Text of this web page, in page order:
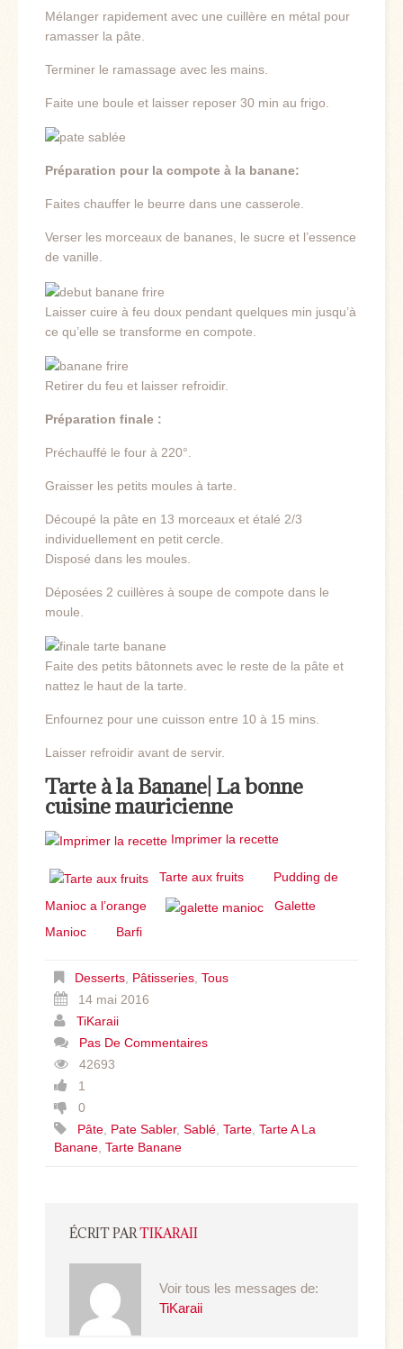
Mélanger rapidement avec une cuillère en métal pour
ramasser la pâte.
Terminer le ramassage avec les mains.
Faite une boule et laisser reposer 30 min au frigo.
Préparation pour la compote à la banane:
Faites chauffer le beurre dans une casserole.
Verser les morceaux de bananes, le sucre et l’essence
de vanille.
Laisser cuire à feu doux pendant quelques min jusqu’à
ce qu’elle se transforme en compote.
Retirer du feu et laisser refroidir.
Préparation finale :
Préchauffé le four à 220°.
Graisser les petits moules à tarte.
Découpé la pâte en 13 morceaux et étalé 2/3
individuellement en petit cercle.
Disposé dans les moules.
Déposées 2 cuillères à soupe de compote dans le
moule.
Faite des petits bâtonnets avec le reste de la pâte et
nattez le haut de la tarte.
Enfournez pour une cuisson entre 10 à 15 mins.
Laisser refroidir avant de servir.
Tarte à la Banane| La bonne
cuisine mauricienne
Imprimer la recette
Tarte aux fruits
Pudding de
Manioc a l’orange
Galette
Manioc
Barfi
Desserts Pâtisseries Tous
14 mai 2016
TiKaraii
Pas De Commentaires
42693
1
0
Pâte Pate Sabler, Sablé Tarte Tarte A La
Banane Tarte Banane
ÉCRIT PARTIKARAII
Voir tous les messages de:
TiKaraii